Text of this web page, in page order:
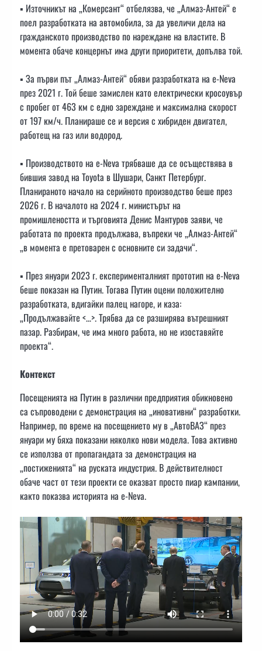
▪️ Източникът на „Комерсант“ отбелязва, че „Алмаз-Антей“ е
поел разработката на автомобила, за да увеличи дела на
гражданското производство по нареждане на властите. В
момента обаче концернът има други приоритети, допълва той.
▪️ За първи път „Алмаз-Антей“ обяви разработката на e-Neva
през 2021 г. Той беше замислен като електрически кросоувър
с пробег от 463 км с едно зареждане и максимална скорост
от 197 км/ч. Планираше се и версия с хибриден двигател,
работещ на газ или водород.
▪️ Производството на e-Neva трябваше да се осъществява в
бившия завод на Toyota в Шушари, Санкт Петербург.
Планираното начало на серийното производство беше през
2026 г. В началото на 2024 г. министърът на
промишлеността и търговията Денис Мантуров заяви, че
работата по проекта продължава, въпреки че „Алмаз-Антей“
„в момента е претоварен с основните си задачи“.
▪️ През януари 2023 г. експерименталният прототип на e-Neva
беше показан на Путин. Тогава Путин оцени положително
разработката, вдигайки палец нагоре, и каза:
„Продължавайте <…>. Трябва да се разширява вътрешният
пазар. Разбирам, че има много работа, но не изоставяйте
проекта“.
Контекст
Посещенията на Путин в различни предприятия обикновено
са съпроводени с демонстрация на „иновативни“ разработки.
Например, по време на посещението му в „АвтоВАЗ“ през
януари му бяха показани няколко нови модела. Това активно
се използва от пропагандата за демонстрация на
„постиженията“ на руската индустрия. В действителност
обаче част от тези проекти се оказват просто пиар кампании,
както показва историята на e-Neva.